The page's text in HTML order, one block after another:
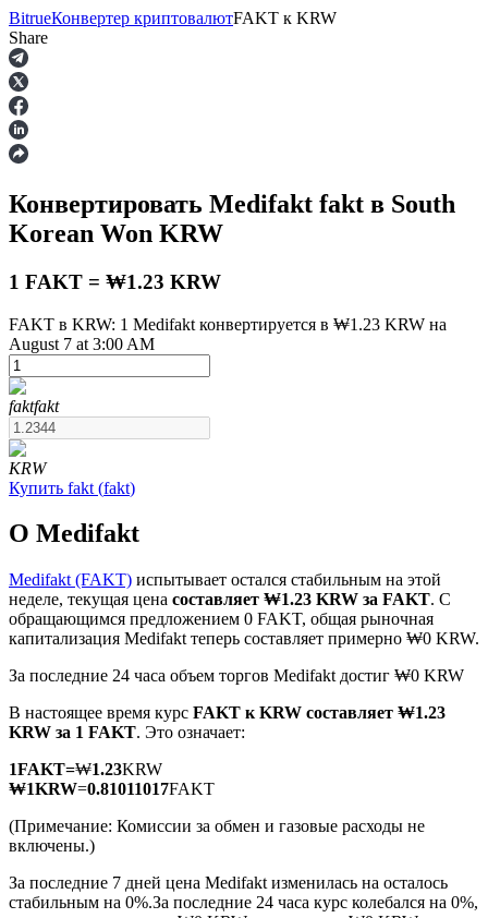
Фьючерсы
USDT-фьючерсы
обеспечения
Фьючерсы на COIN-M
TradFi
Деривативы на акции, форекс, драгоценные металлы и
сырьевые товары
BitrueКонвертер криптовалютFAKT к KRW
Share
Конвертировать Medifakt fakt в South
Korean Won KRW
1 FAKT = ₩1.23 KRW
FAKT в KRW: 1 Medifakt конвертируется в ₩1.23 KRW на
August 7 at 3:00 AM
faktfakt
KRW
Купить fakt (fakt)
О Medifakt
Medifakt (FAKT) испытывает остался стабильным на этой
неделе, текущая цена составляет ₩1.23 KRW за FAKT. С
обращающимся предложением 0 FAKT, общая рыночная
капитализация Medifakt теперь составляет примерно ₩0 KRW.
За последние 24 часа объем торгов Medifakt достиг ₩0 KRW
В настоящее время курс FAKT к KRW составляет ₩1.23
KRW за 1 FAKT. Это означает:
1FAKT=₩1.23KRW
₩1KRW=0.81011017FAKT
(Примечание: Комиссии за обмен и газовые расходы не
включены.)
За последние 7 дней цена Medifakt изменилась на осталось
стабильным на 0%.За последние 24 часа курс колебался на 0%,